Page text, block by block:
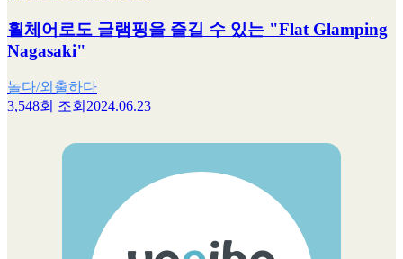
휠체어로도 글램핑을 즐길 수 있는 "Flat Glamping
Nagasaki"
놀다/외출하다
3,548회 조회 2024.06.23